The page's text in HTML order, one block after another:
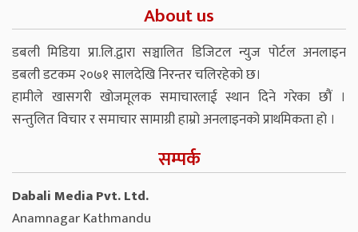
About us
डबली मिडिया प्रा.लि.द्वारा सञ्चालित डिजिटल न्युज पोर्टल अनलाइन
डबली डटकम २०७१ सालदेखि निरन्तर चलिरहेको छ।
हामीले खासगरी खोजमूलक समाचारलाई स्थान दिने गरेका छौं ।
सन्तुलित विचार र समाचार सामाग्री हाम्रो अनलाइनको प्राथमिकता हो ।
सम्पर्क
Dabali Media Pvt. Ltd.
Anamnagar Kathmandu